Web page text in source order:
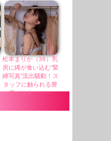
松本まりか（36）乳
房に縄が食い込む“緊
縛写真”流出騒動！ス
タッフに触られる豊
満バスト・・・